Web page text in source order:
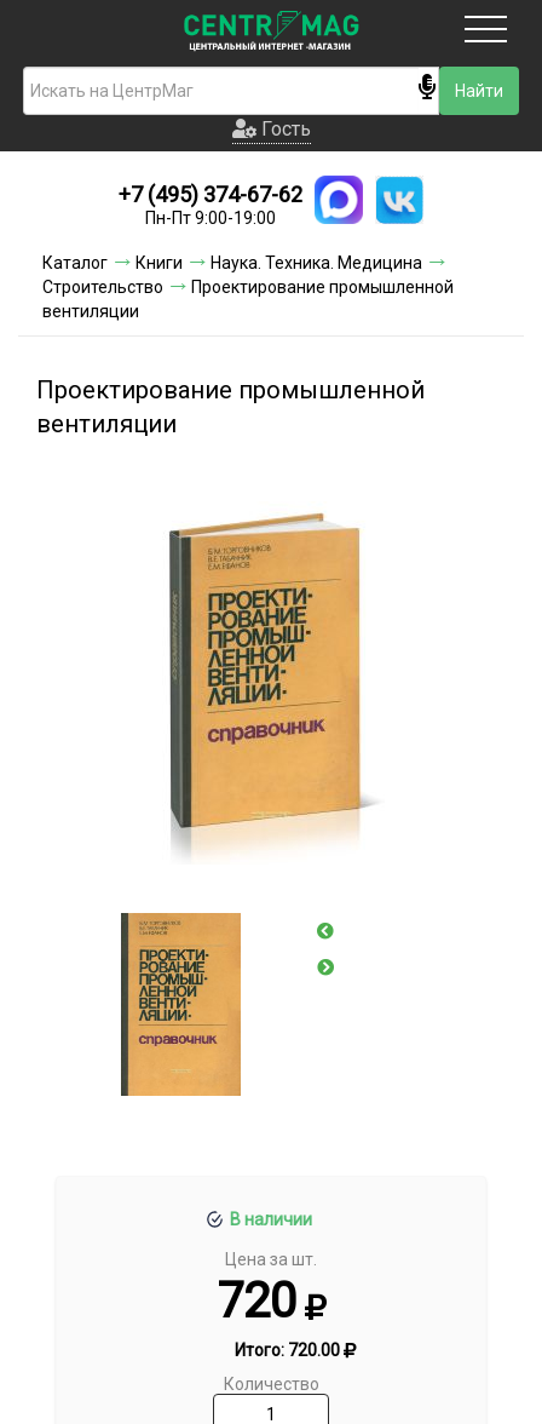
Гость
Новинки
Условия доставки
Гость
+7 (495) 374-67-62
Пн-Пт 9:00-19:00
Каталог Книги
Наука. Техника. Медицина
Строительство
Проектирование промышленной
вентиляции
Проектирование промышленной
вентиляции
В наличии
Цена за шт.
720
Итого: 720.00
Количество